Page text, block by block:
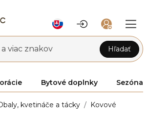
viac znakov Hľadať
Bytové doplnky Sezóna
kvetináče a tácky Kovové